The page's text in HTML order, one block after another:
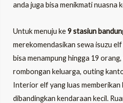
anda juga bisa menikmati nuasna
Untuk menuju ke9 stasiun
merekomendasikan sewa isuzu
bisa menampung hingga 19
rombongan keluarga, outing
Interior elf yang luas memberikan
dibandingkan kendaraan kecil.